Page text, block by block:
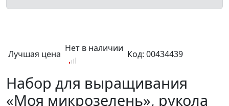
Лучшая цена
Нет в наличии
Код: 00434439
Набор для выращивания
«Моя микрозелень», рукола